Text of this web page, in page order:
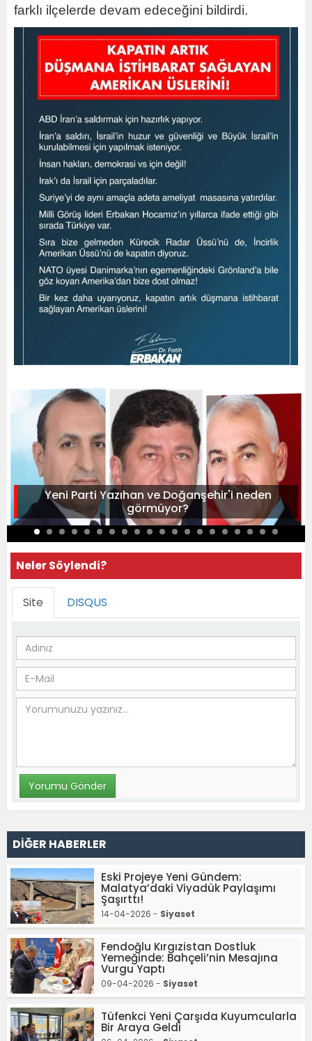
farklı ilçelerde devam edeceğini bildirdi.
Yeni Parti Yazıhan ve Doğanşehir'i neden
görmüyor?
Neler Söylendi?
Site DISQUS
DİĞER HABERLER
Eski Projeye Yeni Gündem:
Malatya’daki Viyadük Paylaşımı
Şaşırttı!
14-04-2026 - Siyaset
Fendoğlu Kırgızistan Dostluk
Yemeğinde: Bahçeli’nin Mesajına
Vurgu Yaptı
09-04-2026 - Siyaset
Tüfenkci Yeni Çarşıda Kuyumcularla
Bir Araya Geldi